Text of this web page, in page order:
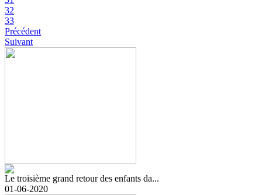
32
33
Précédent
Suivant
Le troisième grand retour des enfants da...
01-06-2020